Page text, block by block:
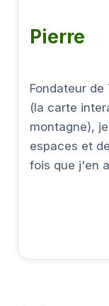
Pierre
Fondateur de
(la carte
montagne),
espaces et
fois que j'en